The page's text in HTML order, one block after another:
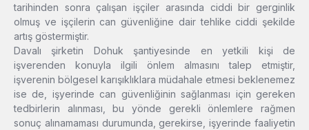
tarihinden sonra çalışan işçiler arasında ciddi bir gerginlik
olmuş ve işçilerin can güvenliğine dair tehlike ciddi şekilde
artış göstermiştir.
Davalı şirketin Dohuk şantiyesinde en yetkili kişi de
işverenden konuyla ilgili önlem almasını talep etmiştir,
işverenin bölgesel karışıklıklara müdahale etmesi beklenemez
ise de, işyerinde can güvenliğinin sağlanması için gereken
tedbirlerin alınması, bu yönde gerekli önlemlere rağmen
sonuç alınamaması durumunda, gerekirse, işyerinde faaliyetin